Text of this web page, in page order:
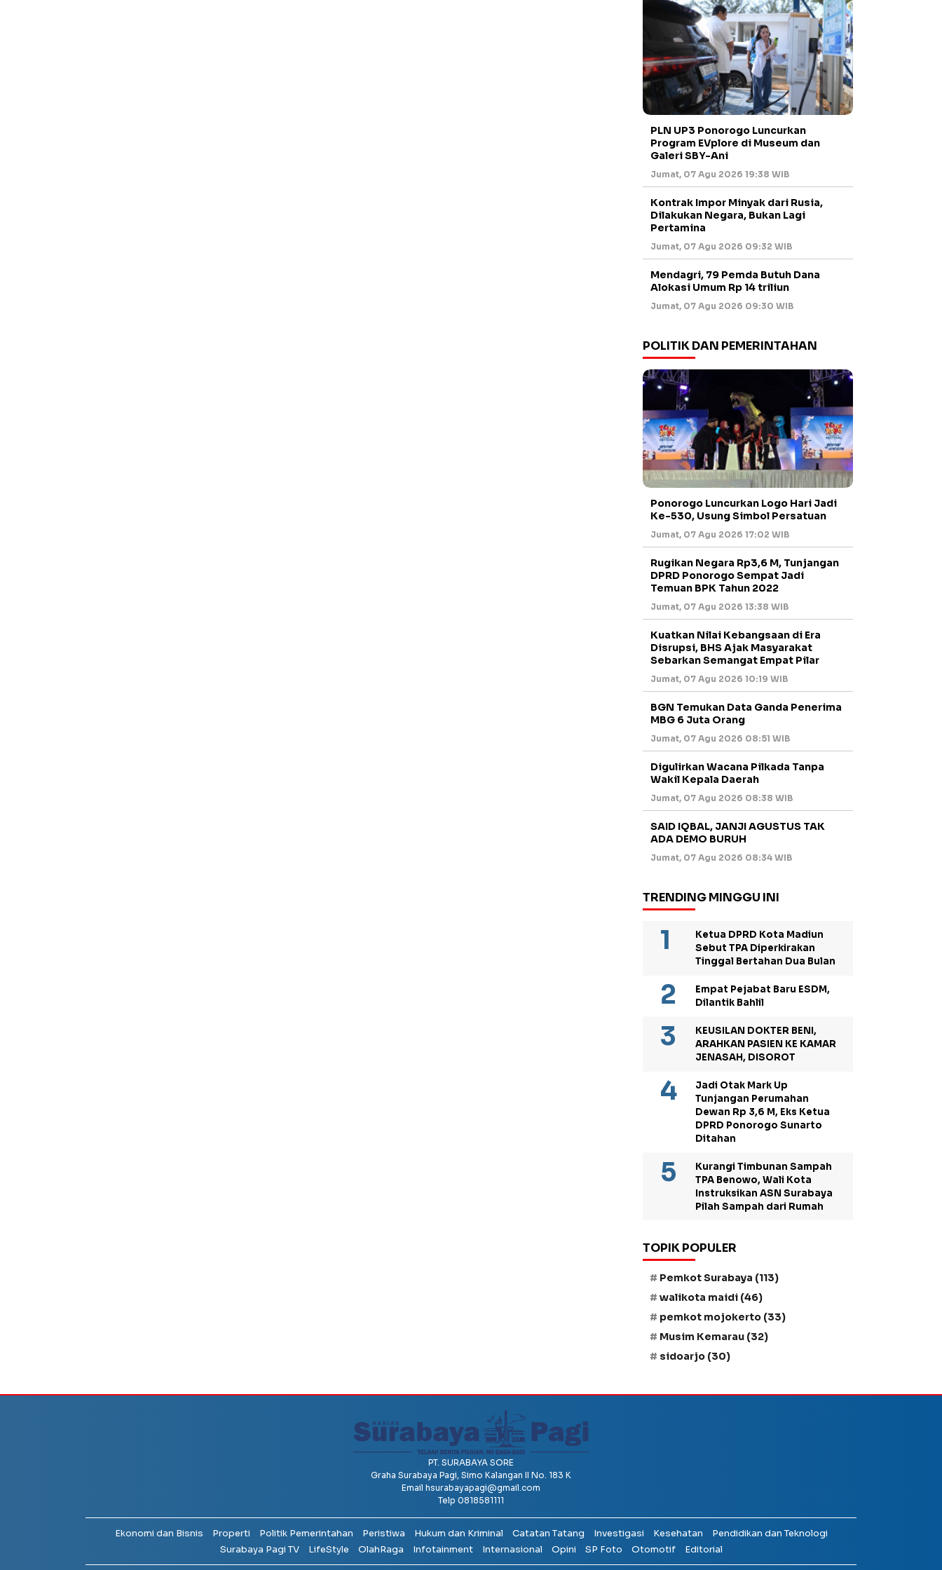
PLN UP3 Ponorogo Luncurkan
Program EVplore di Museum dan
Galeri SBY-Ani
Jumat, 07 Agu 2026 19:38 WIB
Kontrak Impor Minyak dari Rusia,
Dilakukan Negara, Bukan Lagi
Pertamina
Jumat, 07 Agu 2026 09:32 WIB
Mendagri, 79 Pemda Butuh Dana
Alokasi Umum Rp 14 triliun
Jumat, 07 Agu 2026 09:30 WIB
POLITIK DAN PEMERINTAHAN
Ponorogo Luncurkan Logo Hari Jadi
Ke-530, Usung Simbol Persatuan
Jumat, 07 Agu 2026 17:02 WIB
Rugikan Negara Rp3,6 M, Tunjangan
DPRD Ponorogo Sempat Jadi
Temuan BPK Tahun 2022
Jumat, 07 Agu 2026 13:38 WIB
Kuatkan Nilai Kebangsaan di Era
Disrupsi, BHS Ajak Masyarakat
Sebarkan Semangat Empat Pilar
Jumat, 07 Agu 2026 10:19 WIB
BGN Temukan Data Ganda Penerima
MBG 6 Juta Orang
Jumat, 07 Agu 2026 08:51 WIB
Digulirkan Wacana Pilkada Tanpa
Wakil Kepala Daerah
Jumat, 07 Agu 2026 08:38 WIB
SAID IQBAL, JANJI AGUSTUS TAK
ADA DEMO BURUH
Jumat, 07 Agu 2026 08:34 WIB
TRENDING MINGGU INI
Ketua DPRD Kota Madiun
Sebut TPA Diperkirakan
Tinggal Bertahan Dua Bulan
Empat Pejabat Baru ESDM,
Dilantik Bahlil
KEUSILAN DOKTER BENI,
ARAHKAN PASIEN KE KAMAR
JENASAH, DISOROT
Jadi Otak Mark Up
Tunjangan Perumahan
Dewan Rp 3,6 M, Eks Ketua
DPRD Ponorogo Sunarto
Ditahan
Kurangi Timbunan Sampah
TPA Benowo, Wali Kota
Instruksikan ASN Surabaya
Pilah Sampah dari Rumah
TOPIK POPULER
Pemkot Surabaya (113)
walikota maidi (46)
pemkot mojokerto (33)
Musim Kemarau (32)
sidoarjo (30)
PT. SURABAYA SORE
Graha Surabaya Pagi, Simo Kalangan II No. 183 K
Email hsurabayapagi@gmail.com
Telp 0818581111
Ekonomi dan Bisnis Properti Politik Pemerintahan Peristiwa Hukum dan Kriminal Catatan Tatang Investigasi Kesehatan
Pendidikan dan Teknologi
Surabaya Pagi TV
LifeStyle OlahRaga Infotainment Internasional Opini SP Foto Otomotif Editorial